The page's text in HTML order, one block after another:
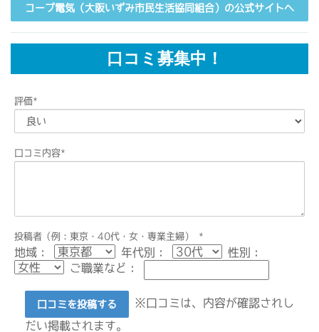
コープ電気（大阪いずみ市民生活協同組合）の公式サイトへ
口コミ募集中！
評価*
口コミ内容*
投稿者（例：東京・40代・女・専業主婦） *
地域： 年代別：
性別：
ご職業など：
口コミを投稿する
※口コミは、内容が確認されし
だい掲載されます。